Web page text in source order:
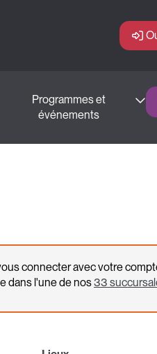
Programmes et
connecter avec votre
dans l'une de nos33